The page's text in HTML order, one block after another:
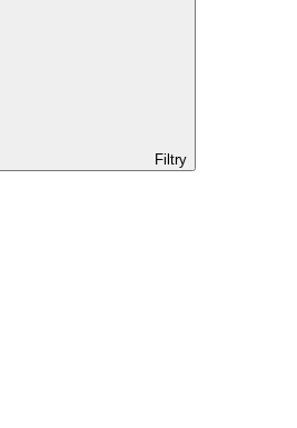
Filtry